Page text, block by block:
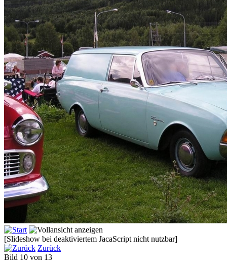
[Slideshow bei deaktiviertem JacaScript nicht nutzbar]
Zurück
Bild 10 von 13